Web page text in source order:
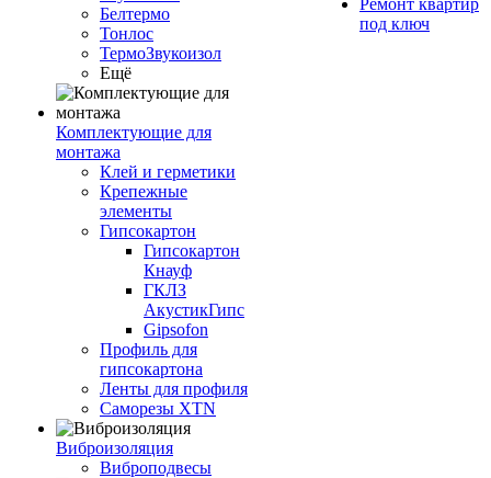
Белтермо
Тонлос
ТермоЗвукоизол
Ещё
Комплектующие для
монтажа
Клей и герметики
Крепежные
элементы
Гипсокартон
Гипсокартон
Кнауф
ГКЛЗ
АкустикГипс
Gipsofon
Профиль для
гипсокартона
Ленты для профиля
Саморезы XTN
Виброизоляция
Виброподвесы
Ремонт квартир
под ключ